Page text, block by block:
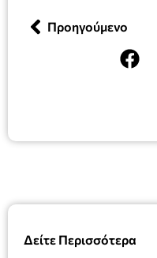
Δείτε Περισσότερα
Προηγούμενο